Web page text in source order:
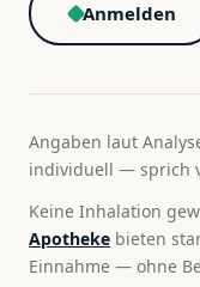
Anmelden
Angaben laut
individuell — sprich
Keine Inhalation
Apotheke bieten
Einnahme — ohne